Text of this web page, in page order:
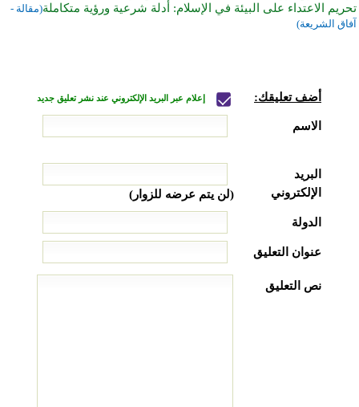
تحريم الاعتداء على البيئة في الإسلام: أدلة شرعية ورؤية متكاملة(مقالة -
آفاق الشريعة)
أضف تعليقك: إعلام عبر البريد الإلكتروني عند نشر تعليق جديد
الاسم
البريد
الإلكتروني
(لن يتم عرضه للزوار)
الدولة
عنوان التعليق
نص التعليق